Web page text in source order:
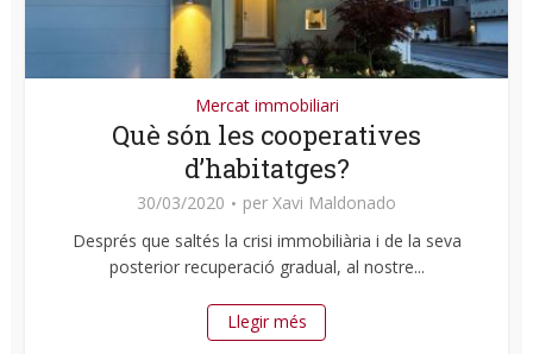
Mercat immobiliari
Què són les cooperatives
d’habitatges?
30/03/2020 per Xavi Maldonado
Després que saltés la crisi immobiliària i de la seva
posterior recuperació gradual, al nostre...
Llegir més